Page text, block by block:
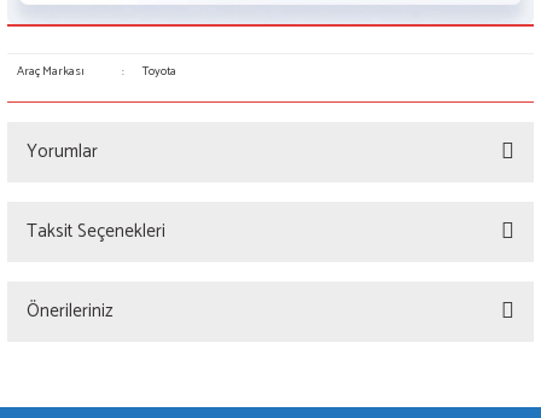
Araç Markası : Toyota
Yorumlar
Taksit Seçenekleri
Önerileriniz
gördüğünüz noktaları öneri formunu kullanarak tarafımıza iletebilirsiniz.